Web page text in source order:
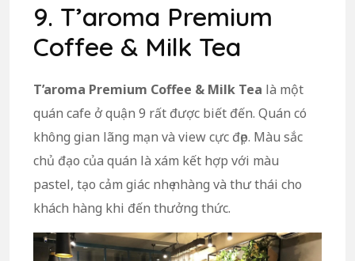
9. T’aroma Premium
Coffee & Milk Tea
T’aroma Premium Coffee & Milk Tea là một
quán cafe ở quận 9 rất được biết đến. Quán có
không gian lãng mạn và view cực đẹp. Màu sắc
chủ đạo của quán là xám kết hợp với màu
pastel, tạo cảm giác nhẹ nhàng và thư thái cho
khách hàng khi đến thưởng thức.